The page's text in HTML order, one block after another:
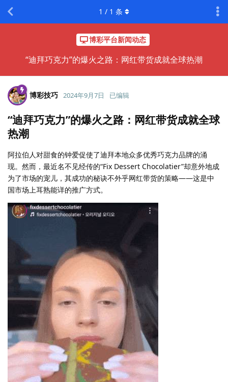
博彩平台新闻动态
“迪拜巧克力”的爆火之路：网红带货成就全球热潮
1 / 1 条
博彩技巧 2024年9月7日 已编辑
“迪拜巧克力”的爆火之路：网红带货成就全球
热潮
阿拉伯人对甜食的钟爱促使了迪拜本地众多优秀巧克力品牌的涌
现。然而，最近名不见经传的“Fix Dessert Chocolatier”却意外地成
为了市场的宠儿，其成功的秘诀不外乎网红带货的策略——这是中
国市场上耳熟能详的推广方式。